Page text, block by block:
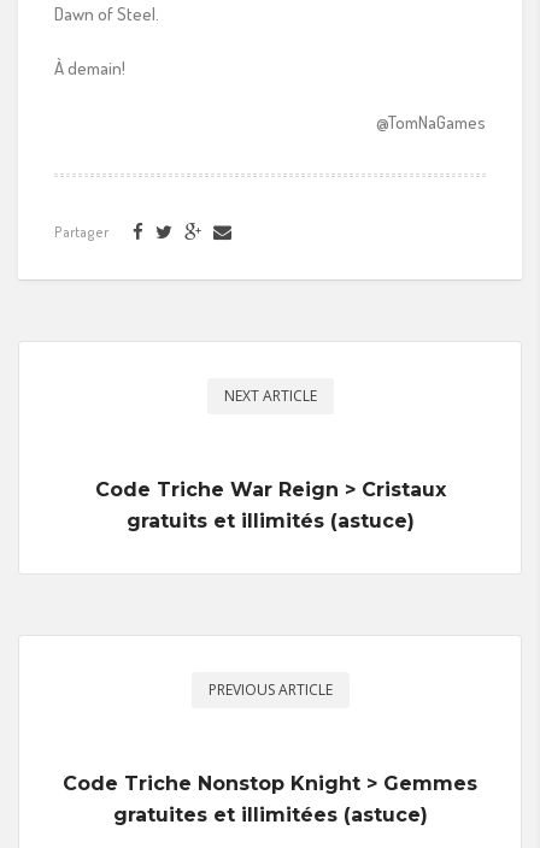
Dawn of Steel.
À demain!
@TomNaGames
Partager
NEXT ARTICLE
Code Triche War Reign > Cristaux
gratuits et illimités (astuce)
PREVIOUS ARTICLE
Code Triche Nonstop Knight > Gemmes
gratuites et illimitées (astuce)